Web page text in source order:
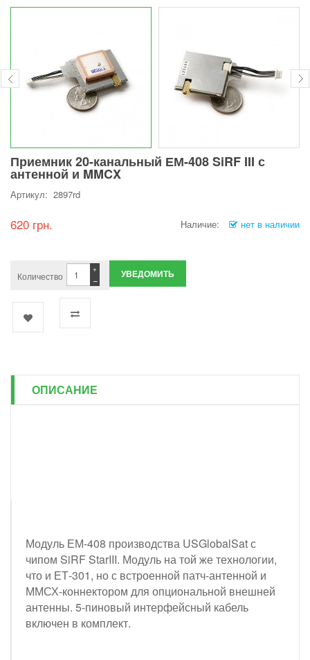
Приемник 20-канальный ЕМ-408 SiRF III с
антенной и MMCX
Артикул: 2897rd
620 грн. Наличие: нет в наличии
Количество −
+ УВЕДОМИТЬ
ОПИСАНИЕ
Модуль ЕМ-408 производства USGlobalSat с
чипом SiRF StarIII. Модуль на той же технологии,
что и ЕТ-301, но с встроенной патч-антенной и
ММСХ-коннектором для опциональной внешней
антенны. 5-пиновый интерфейсный кабель
включен в комплект.